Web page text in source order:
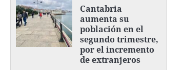
Cantabria
aumenta su
población en el
segundo trimestre,
por el incremento
de extranjeros